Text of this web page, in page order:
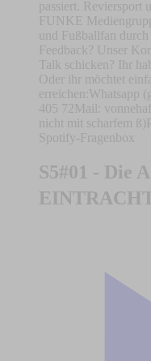
passiert. Reviersport
FUNKE
und Fußballfan durch
Feedback? Unser
Talk schicken? Ihr
Oder ihr möchtet
erreichen:Whatsapp
405 72Mail:
nicht mit scharfem
Spotify-Fragenbox
S5#01 - Die